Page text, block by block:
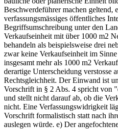
Beschwerdeführer machen geltend,
verfassungsmässiges öffentliches
Begriffsumschreibung unter den
Verkaufseinheit mit über 1000 m2
behandeln als beispielsweise drei
zwar keine Verkaufseinheit im
insgesamt mehr als 1000 m2
derartige Unterscheidung verstosse
Rechtsgleichheit. Der Einwand ist
Vorschrift in § 2 Abs. 4 spricht von
und stellt nicht darauf ab, ob die
nicht. Eine Verfassungswidrigkeit
Vorschrift formalistisch statt nach
auslegen würde. e) Der